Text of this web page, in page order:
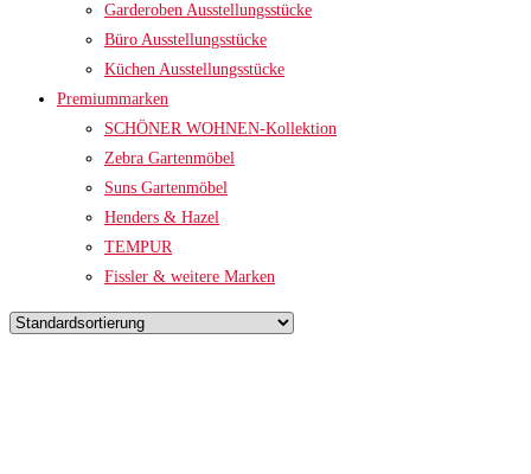
Garderoben Ausstellungsstücke
Büro Ausstellungsstücke
Küchen Ausstellungsstücke
Premiummarken
SCHÖNER WOHNEN-Kollektion
Zebra Gartenmöbel
Suns Gartenmöbel
Henders & Hazel
TEMPUR
Fissler & weitere Marken